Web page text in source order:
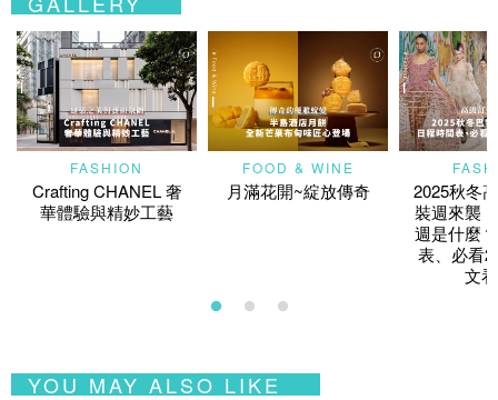
FASHION
Crafting CHANEL 奢
華體驗與精妙工藝
FOOD & WINE
月滿花開~綻放傳奇
2025秋冬
裝週來襲
週是什麼
表、必看
文
YOU MAY ALSO LIKE